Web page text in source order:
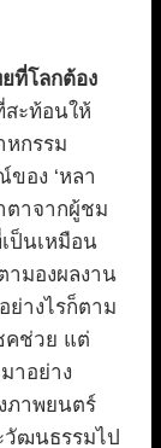
ที่โลกต้อง
ะท้อนให้
หกรรม
อง ‘หลา
ตาจากผู้ชม
ป็นเหมือน
มองผลงาน
ย่างไรก็ตาม
คช่วย แต่
าอย่าง
ภาพยนตร์
วัฒนธรรมไป